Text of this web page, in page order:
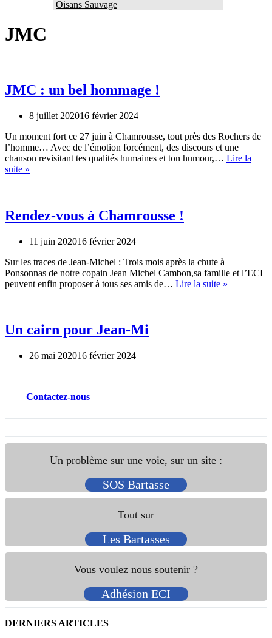
Oisans Sauvage
JMC
JMC : un bel hommage !
8 juillet 202016 février 2024
Un moment fort ce 27 juin à Chamrousse, tout près des Rochers de
l’homme… Avec de l’émotion forcément, des discours et une
chanson revisitant tes qualités humaines et ton humour,… Lire la
suite »
hommage
!
Rendez-vous à Chamrousse !
11 juin 202016 février 2024
Sur les traces de Jean-Michel : Trois mois après la chute à
Ponsonnas de notre copain Jean Michel Cambon,sa famille et l’ECI
peuvent enfin proposer à tous ses amis de… Lire la suite »
Un cairn pour Jean-Mi
26 mai 202016 février 2024
Contactez-nous
Un problème sur une voie, sur un site :
SOS Bartasse
Tout sur
Les Bartasses
Vous voulez nous soutenir ?
Adhésion ECI
DERNIERS ARTICLES